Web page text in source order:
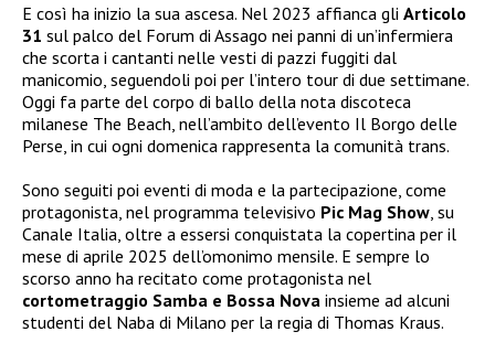
E così ha inizio la sua ascesa. Nel 2023 affianca gli Articolo
31 sul palco del Forum di Assago nei panni di un’infermiera
che scorta i cantanti nelle vesti di pazzi fuggiti dal
manicomio, seguendoli poi per l’intero tour di due settimane.
Oggi fa parte del corpo di ballo della nota discoteca
milanese The Beach, nell’ambito dell’evento Il Borgo delle
Perse, in cui ogni domenica rappresenta la comunità trans.
Sono seguiti poi eventi di moda e la partecipazione, come
protagonista, nel programma televisivo Pic Mag Show , su
Canale Italia, oltre a essersi conquistata la copertina per il
mese di aprile 2025 dell’omonimo mensile. E sempre lo
scorso anno ha recitato come protagonista nel
cortometraggio Samba e Bossa Nova insieme ad alcuni
studenti del Naba di Milano per la regia di Thomas Kraus.